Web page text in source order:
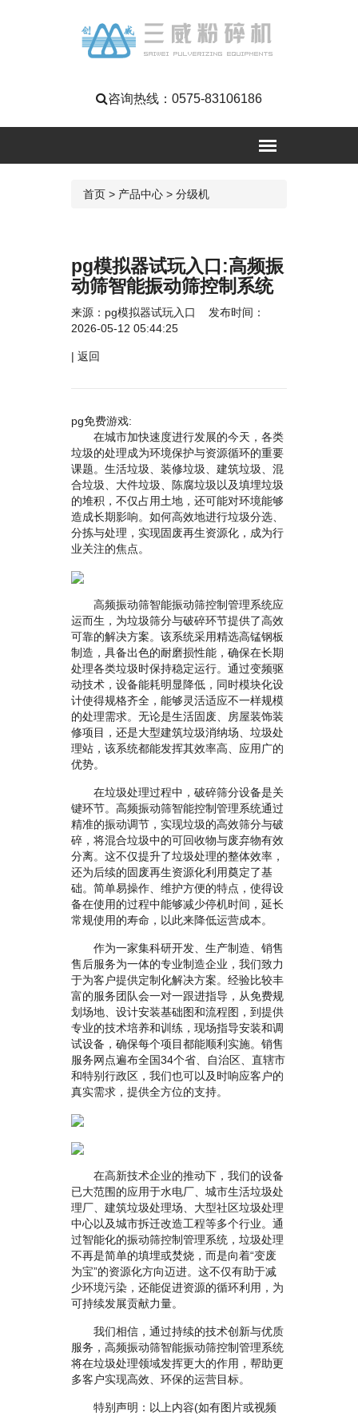
咨询热线： 0575-83106186
首页 > 产品中心 > 分级机
pg模拟器试玩入口:高频振
动筛智能振动筛控制系统
来源： pg模拟器试玩入口
发布时间：
2026-05-12 05:44:25
| 返回
pg免费游戏:
在城市加快速度进行发展的今天，各类
垃圾的处理成为环境保护与资源循环的重要
课题。生活垃圾、装修垃圾、建筑垃圾、混
合垃圾、大件垃圾、陈腐垃圾以及填埋垃圾
的堆积，不仅占用土地，还可能对环境能够
造成长期影响。如何高效地进行垃圾分选、
分拣与处理，实现固废再生资源化，成为行
业关注的焦点。
高频振动筛智能振动筛控制管理系统应
运而生，为垃圾筛分与破碎环节提供了高效
可靠的解决方案。该系统采用精选高锰钢板
制造，具备出色的耐磨损性能，确保在长期
处理各类垃圾时保持稳定运行。通过变频驱
动技术，设备能耗明显降低，同时模块化设
计使得规格齐全，能够灵活适应不一样规模
的处理需求。无论是生活固废、房屋装饰装
修项目，还是大型建筑垃圾消纳场、垃圾处
理站，该系统都能发挥其效率高、应用广的
优势。
在垃圾处理过程中，破碎筛分设备是关
键环节。高频振动筛智能控制管理系统通过
精准的振动调节，实现垃圾的高效筛分与破
碎，将混合垃圾中的可回收物与废弃物有效
分离。这不仅提升了垃圾处理的整体效率，
还为后续的固废再生资源化利用奠定了基
础。简单易操作、维护方便的特点，使得设
备在使用的过程中能够减少停机时间，延长
常规使用的寿命，以此来降低运营成本。
作为一家集科研开发、生产制造、销售
售后服务为一体的专业制造企业，我们致力
于为客户提供定制化解决方案。经验比较丰
富的服务团队会一对一跟进指导，从免费规
划场地、设计安装基础图和流程图，到提供
专业的技术培养和训练，现场指导安装和调
试设备，确保每个项目都能顺利实施。销售
服务网点遍布全国34个省、自治区、直辖市
和特别行政区，我们也可以及时响应客户的
真实需求，提供全方位的支持。
在高新技术企业的推动下，我们的设备
已大范围的应用于水电厂、城市生活垃圾处
理厂、建筑垃圾处理场、大型社区垃圾处理
中心以及城市拆迁改造工程等多个行业。通
过智能化的振动筛控制管理系统，垃圾处理
不再是简单的填埋或焚烧，而是向着“变废
为宝”的资源化方向迈进。这不仅有助于减
少环境污染，还能促进资源的循环利用，为
可持续发展贡献力量。
我们相信，通过持续的技术创新与优质
服务，高频振动筛智能振动筛控制管理系统
将在垃圾处理领域发挥更大的作用，帮助更
多客户实现高效、环保的运营目标。
特别声明：以上内容(如有图片或视频